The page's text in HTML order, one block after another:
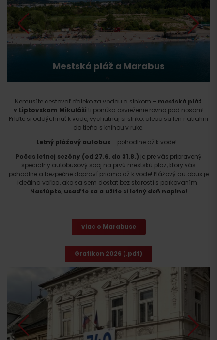
Mestská pláž a Marabus
Nemusíte cestovať ďaleko za vodou a slnkom – mestská pláž
v Liptovskom Mikuláši ti ponúka osvieženie rovno pod nosom!
Príďte si oddýchnuť k vode, vychutnaj si slnko, alebo sa len natiahni
do tieňa s knihou v ruke.
Letný plážový autobus – pohodlne až k vode!_
Počas letnej sezóny (od 27.6. do 31.8.) je pre vás pripravený
špeciálny autobusový spoj na prvú mestskú pláž, ktorý vás
pohodlne a bezpečne dopraví priamo až k vode! Plážový autobus je
ideálna voľba, ako sa sem dostať bez starostí s parkovaním.
Nastúpte, usaďte sa a užite si letný deň naplno!
viac o Marabuse
Grafikon 2026 (.pdf)